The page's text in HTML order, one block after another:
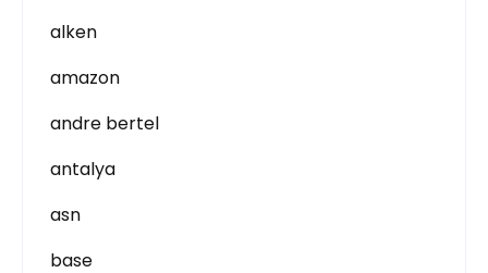
alken
amazon
andre bertel
antalya
asn
base